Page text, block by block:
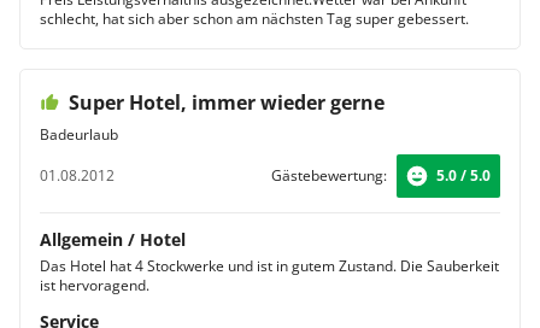
schlecht, hat sich aber schon am nächsten Tag super gebessert.
Super Hotel, immer wieder gerne
Badeurlaub
01.08.2012
Gästebewertung: 5.0 / 5.0
Allgemein / Hotel
Das Hotel hat 4 Stockwerke und ist in gutem Zustand. Die Sauberkeit
ist hervoragend.
Service